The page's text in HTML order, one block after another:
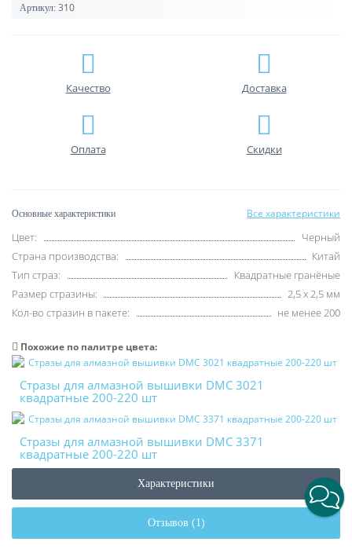
Артикул: 310
Качество Доставка
Оплата Скидки
Основные характеристики Все характеристики
Цвет:
Черный
Страна производства:
Китай
Тип страз:
Квадратные гранёные
Размер стразины:
2,5 х 2,5 мм
Кол-во стразин в пакете:
не менее 200
Похожие по палитре цвета:
Стразы для алмазной вышивки DMC 3021
квадратные 200-220 шт
Стразы для алмазной вышивки DMC 3371
квадратные 200-220 шт
Характеристики
Отзывов (1)